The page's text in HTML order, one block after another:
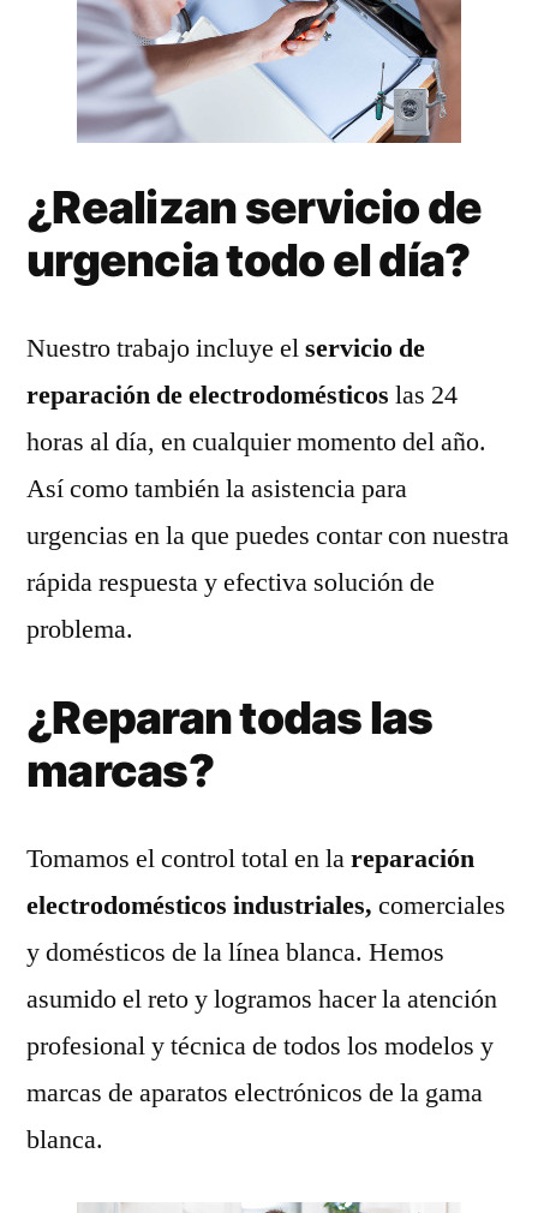
¿Realizan servicio de
urgencia todo el día?
Nuestro trabajo incluye elservicio de
reparación de electrodomésticos las 24
horas al día, en cualquier momento del año.
Así como también la asistencia para
urgencias en la que puedes contar con nuestra
rápida respuesta y efectiva solución de
problema.
¿Reparan todas las
marcas?
Tomamos el control total en lareparación
electrodomésticos industriales, comerciales
y domésticos de la línea blanca. Hemos
asumido el reto y logramos hacer la atención
profesional y técnica de todos los modelos y
marcas de aparatos electrónicos de la gama
blanca.